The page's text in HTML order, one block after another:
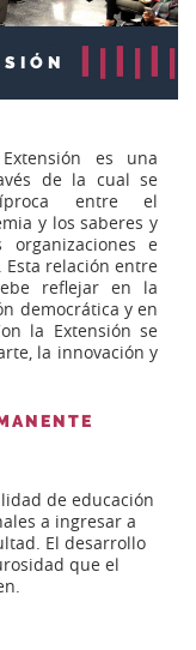
es una
de la cual se
entre el
y los saberes y
e
relación entre
reflejar en la
democrática y en
la Extensión se
la innovación y
de educación
a ingresar a
El desarrollo
que el